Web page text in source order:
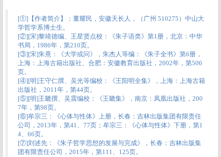
[①]【作者简介】：董耀民，安徽天长人，（广州 510275）中山大
学哲学系博士生。
[②][宋]黎靖德编、王星贤点校：《朱子语类》第1册，北京：中华
书局，1986年，第210页。
[③][宋]朱熹：《大学或问》，朱杰人等编：《朱子全书》第6册，
上海：上海古籍出版社、合肥：安徽教育出版社，2002年，第506
页。
[④][明]王守仁撰、吴光等编校：《王阳明全集》，上海：上海古籍
出版社，2011年，第44页。
[⑤][明]王畿撰、吴震编校：《王畿集》，南京：凤凰出版社，200
7年，第98页。
[⑥]牟宗三：《心体与性体》上册，长春：吉林出版集团有限责任
公司，2013年，第41、77页；牟宗三：《心体与性体》下册，第1
4、66页。
[⑦]刘述先：《朱子哲学思想的发展与完成》，长春：吉林出版集
团有限责任公司，2015年，第111、125页。